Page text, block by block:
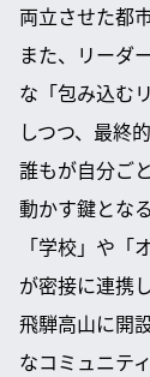
両立させた都
また、リーダ
な「包み込む
しつつ、最終
誰もが自分ご
動かす鍵とな
「学校」や
が密接に連携
飛騨高山に開
なコミュニテ